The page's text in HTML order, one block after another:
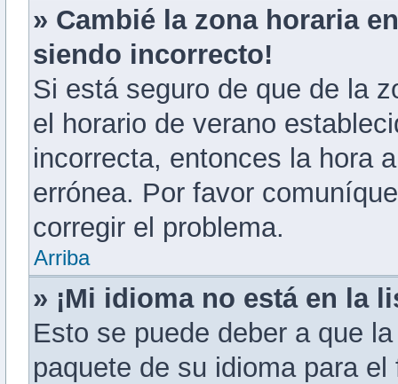
» Cambié la zona horaria
siendo incorrecto!
Si está seguro de que de la
el horario de verano
incorrecta, entonces la hora
errónea. Por favor
corregir el problema.
Arriba
» ¡Mi idioma no está en la
Esto se puede deber a que
paquete de su idioma para